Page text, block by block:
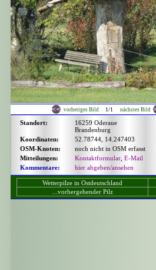
vorheriges Bild 1/1 nächstes Bild
Standort:
16259 Oderaue
Brandenburg
Koordinaten:
52.78744, 14.247403
OSM-Knoten:
noch nicht in OSM erfasst
Mitteilungen:
Kontaktformular E-Mail
Kommentare:
hier abgeben/ansehen
Wetterpilze in Ostdeutschland
...vorhergehender Pilz